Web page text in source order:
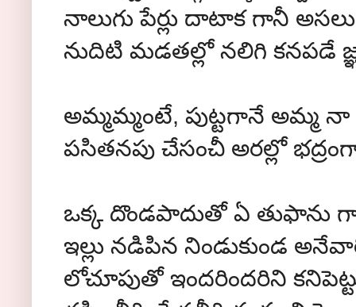
నాలుగు పేర్లు దాటాక గానీ
నుదిటి మడతల్లో నలిగి కనపడే
అమ్మమ్మంటే, పుట్టగానే అమ్మ నా
పసితనపు చేసంచీ అరల్లో
ఒక్క దొండపాదుతో ఏ తుఫాను
ఇల్లు నడిపిన నిండుకుండ
లోచూపుతో ఇందరిందరిని